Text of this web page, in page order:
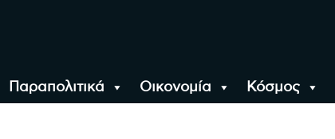
Παραπολιτικά Οικονομία Κόσμος